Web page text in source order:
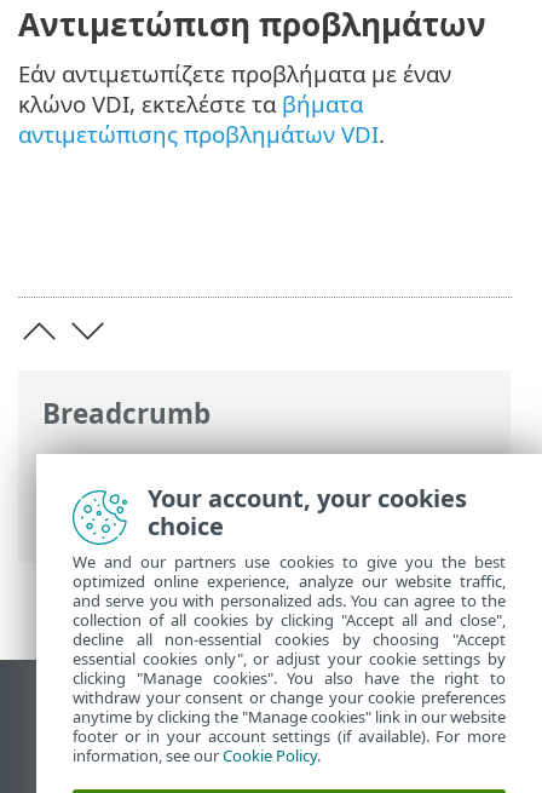
Breadcrumb
Ηλεκτρονική βοήθεια ESET>ESET
PROTECT On-Prem>Έναρξη> VDI,
κλωνοποίηση και ανίχνευση υλικού
Αντιμετώπιση προβλημάτων
Εάν αντιμετωπίζετε προβλήματα με έναν
κλώνο VDI, εκτελέστε τα βήματα
αντιμετώπισης προβλημάτων VDI.
Προβολή ιστότοπου επιφάνειας εργασίας
End of Life
Γνωσιακή βάση ESET
Your account, your cookies
choice
We and our partners use cookies to give you the best
optimized online experience, analyze our website traffic,
and serve you with personalized ads. You can agree to the
collection of all cookies by clicking "Accept all and close",
decline all non-essential cookies by choosing "Accept
essential cookies only", or adjust your cookie settings by
clicking "Manage cookies". You also have the right to
withdraw your consent or change your cookie preferences
anytime by clicking the "Manage cookies" link in our website
footer or in your account settings (if available). For more
information, see ourCookie Policy.